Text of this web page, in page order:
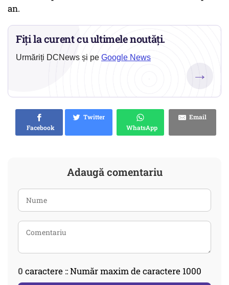
an.
Fiți la curent cu ultimele noutăți.
Urmăriți DCNews și pe Google News
→
Facebook
Twitter
WhatsApp
Email
Adaugă comentariu
0 caractere :: Număr maxim de caractere 1000